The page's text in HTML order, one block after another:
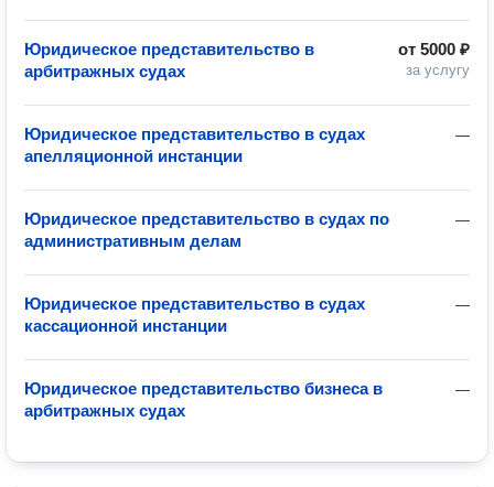
от 5000 ₽
за услугу
Юридическое представительство в
арбитражных судах
—
Юридическое представительство в судах
апелляционной инстанции
—
Юридическое представительство в судах по
административным делам
—
Юридическое представительство в судах
кассационной инстанции
—
Юридическое представительство бизнеса в
арбитражных судах